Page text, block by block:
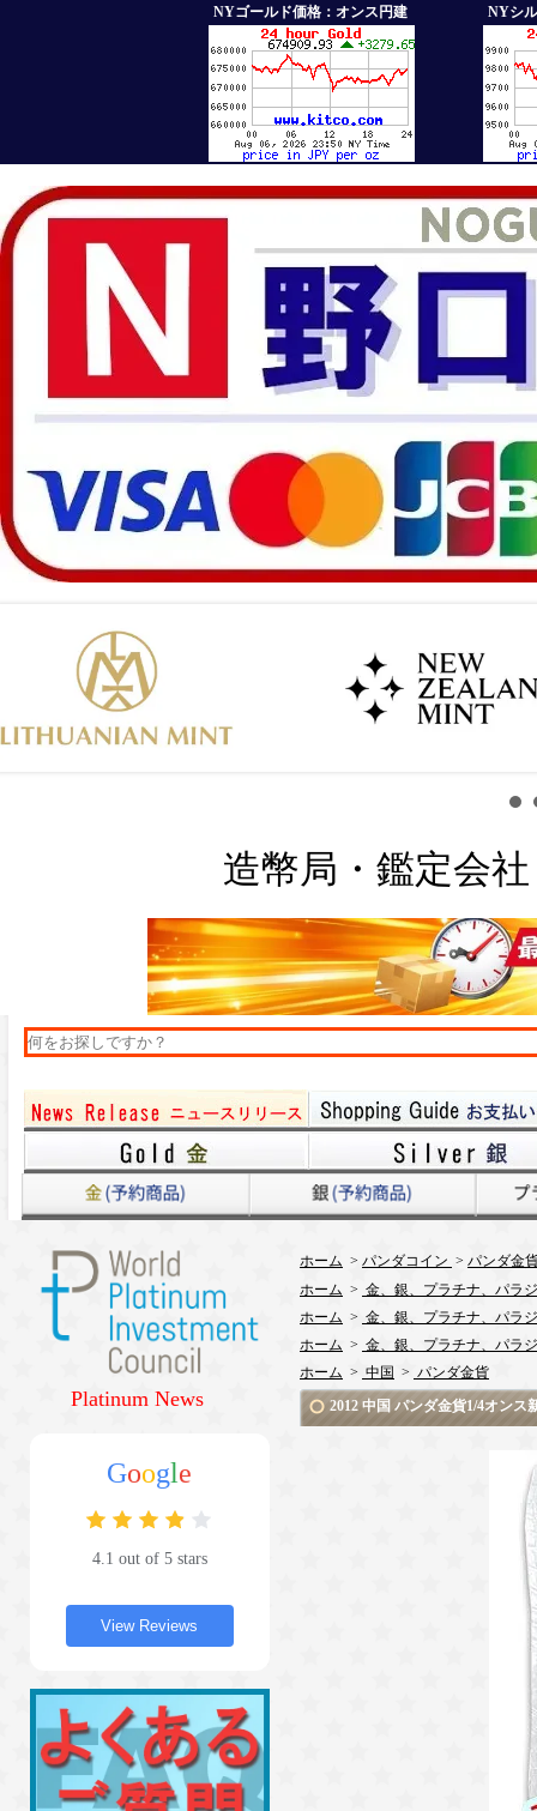
NYゴールド価格：オンス円建 NYシ
造幣局・鑑定会
Platinum News
Google
4.1 out of 5 stars
View Reviews
ホーム > パンダコイン > パンダ金
ホーム > 金、銀、プラチナ、パラ
ホーム > 金、銀、プラチナ、パラ
ホーム > 金、銀、プラチナ、パラ
ホーム > 中国 > パンダ金貨
2012 中国 パンダ金貨1/4オン